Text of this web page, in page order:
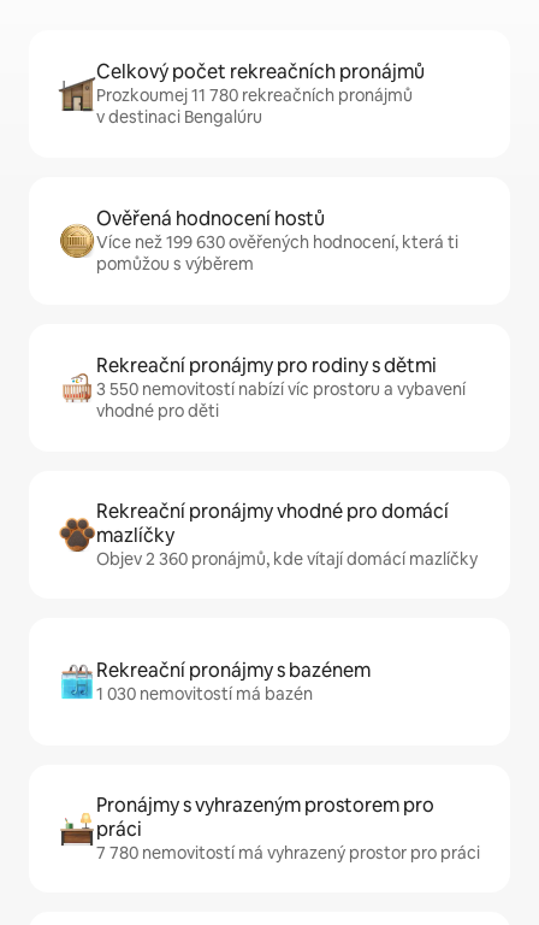
Celkový počet rekreačních pronájmů
Prozkoumej 11 780 rekreačních pronájmů
v destinaci Bengalúru
Ověřená hodnocení hostů
Více než 199 630 ověřených hodnocení, která ti
pomůžou s výběrem
Rekreační pronájmy pro rodiny s dětmi
3 550 nemovitostí nabízí víc prostoru a vybavení
vhodné pro děti
Rekreační pronájmy vhodné pro domácí
mazlíčky
Objev 2 360 pronájmů, kde vítají domácí mazlíčky
Rekreační pronájmy s bazénem
1 030 nemovitostí má bazén
Pronájmy s vyhrazeným prostorem pro
práci
7 780 nemovitostí má vyhrazený prostor pro práci